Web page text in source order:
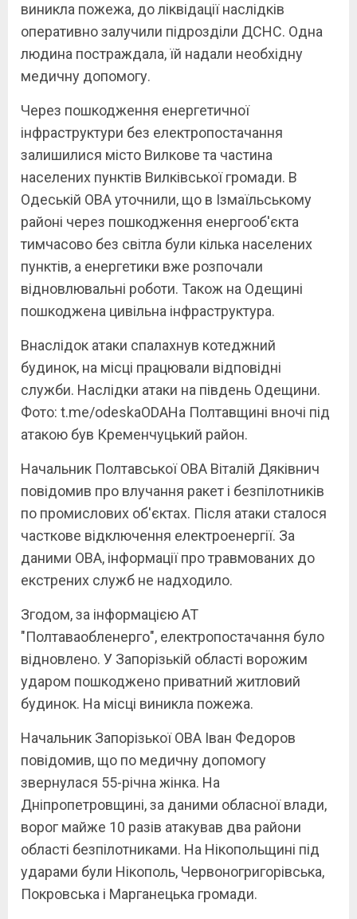
виникла пожежа, до ліквідації наслідків
оперативно залучили підрозділи ДСНС. Одна
людина постраждала, їй надали необхідну
медичну допомогу.
Через пошкодження енергетичної
інфраструктури без електропостачання
залишилися місто Вилкове та частина
населених пунктів Вилківської громади. В
Одеській ОВА уточнили, що в Ізмаїльському
районі через пошкодження енергооб'єкта
тимчасово без світла були кілька населених
пунктів, а енергетики вже розпочали
відновлювальні роботи. Також на Одещині
пошкоджена цивільна інфраструктура.
Внаслідок атаки спалахнув котеджний
будинок, на місці працювали відповідні
служби. Наслідки атаки на південь Одещини.
Фото: t.me/odeskaODAНа Полтавщині вночі під
атакою був Кременчуцький район.
Начальник Полтавської ОВА Віталій Дяківнич
повідомив про влучання ракет і безпілотників
по промислових об'єктах. Після атаки сталося
часткове відключення електроенергії. За
даними ОВА, інформації про травмованих до
екстрених служб не надходило.
Згодом, за інформацією АТ
"Полтаваобленерго", електропостачання було
відновлено. У Запорізькій області ворожим
ударом пошкоджено приватний житловий
будинок. На місці виникла пожежа.
Начальник Запорізької ОВА Іван Федоров
повідомив, що по медичну допомогу
звернулася 55-річна жінка. На
Дніпропетровщині, за даними обласної влади,
ворог майже 10 разів атакував два райони
області безпілотниками. На Нікопольщині під
ударами були Нікополь, Червоногригорівська,
Покровська і Марганецька громади.